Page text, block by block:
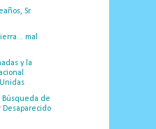
Sr.
mal
y la
Búsqueda de
Desaparecido